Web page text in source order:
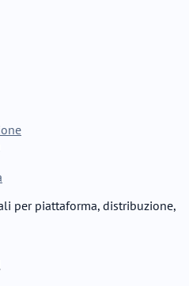
per piattaforma, distribuzione,